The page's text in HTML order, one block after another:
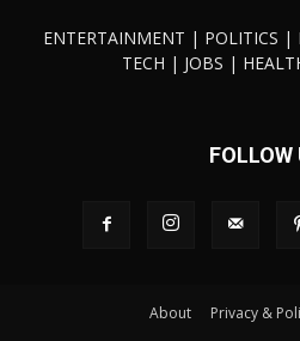
ENTERTAINMENT | POLITICS |
TECH | JOBS |
FOLLOW
About Privacy &